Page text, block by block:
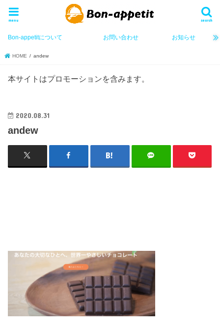
search
menu
Bon-appetitについて お問い合わせ お知らせ
HOME andew
本サイトはプロモーションを含みます。
2020.08.31
andew